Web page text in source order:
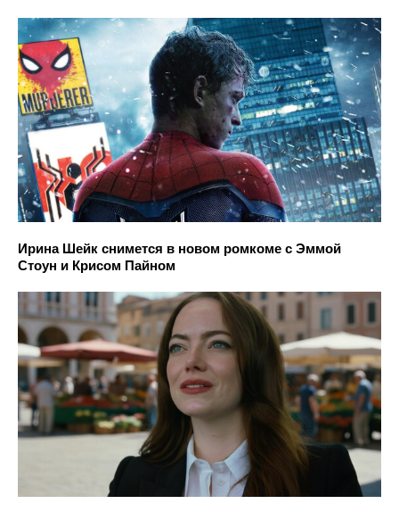
Ирина Шейк снимется в новом ромкоме с Эммой
Стоун и Крисом Пайном